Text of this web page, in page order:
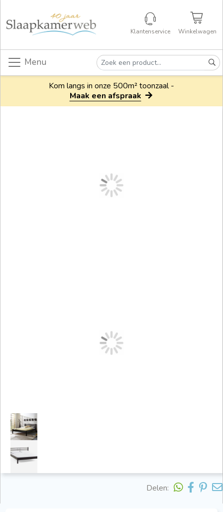
Klantenservice Winkelwagen
Menu
Kom langs in onze 500m² toonzaal -
Maak een afspraak
Delen: